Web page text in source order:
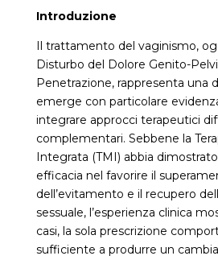
Introduzione
Il trattamento del vaginismo,
Disturbo del Dolore Genito-
Penetrazione, rappresenta una
emerge con particolare
integrare approcci terapeutici
complementari. Sebbene la
Integrata (TMI) abbia
efficacia nel favorire il
dell’evitamento e il recupero
sessuale, l’esperienza clinica
casi, la sola prescrizione
sufficiente a produrre un